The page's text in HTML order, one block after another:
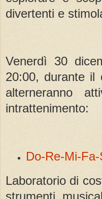
divertenti e
Venerdì 30
20:00, durante il
alterneranno
intrattenimento:
Do-Re-Mi-Fa-
Laboratorio di
strumenti